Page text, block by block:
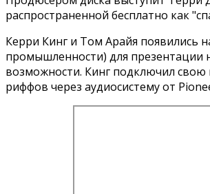
распространенной бесплатно как
Керри Кинг и Том Арайя появились
промышленности) для презентации
возможности. Кинг подключил свою
риффов через аудиосистему от